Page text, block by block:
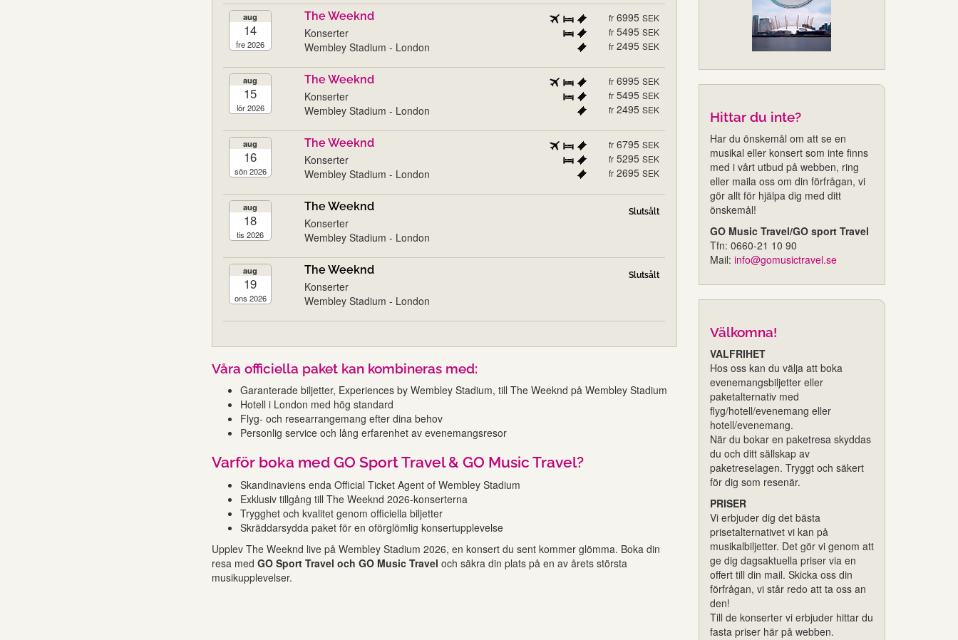
aug
14
fre 2026
The Weeknd
Konserter
Wembley Stadium - London
fr 6995 SEK
fr 5495 SEK
fr 2495 SEK
aug
15
lör 2026
The Weeknd
Konserter
Wembley Stadium - London
fr 6995 SEK
fr 5495 SEK
fr 2495 SEK
aug
16
sön 2026
The Weeknd
Konserter
Wembley Stadium - London
fr 6795 SEK
fr 5295 SEK
fr 2695 SEK
aug
18
tis 2026
The Weeknd
Konserter
Wembley Stadium - London
Slutsålt
aug
19
ons 2026
The Weeknd
Konserter
Wembley Stadium - London
Slutsålt
Våra officiella paket kan kombineras med:
Garanterade biljetter, Experiences by Wembley Stadium, till The Weeknd på Wembley Stadium
Hotell i London med hög standard
Flyg- och researrangemang efter dina behov
Personlig service och lång erfarenhet av evenemangsresor
Varför boka med GO Sport Travel & GO Music Travel?
Skandinaviens enda Official Ticket Agent of Wembley Stadium
Exklusiv tillgång till The Weeknd 2026-konserterna
Trygghet och kvalitet genom officiella biljetter
Skräddarsydda paket för en oförglömlig konsertupplevelse
Upplev The Weeknd live på Wembley Stadium 2026, en konsert du sent kommer glömma. Boka din
resa med GO Sport Travel och GO Music Travel och säkra din plats på en av årets största
musikupplevelser.
Hittar du inte?
Har du önskemål om att se en
musikal eller konsert som inte finns
med i vårt utbud på webben, ring
eller maila oss om din förfrågan, vi
gör allt för hjälpa dig med ditt
önskemål!
GO Music Travel/GO sport Travel
Tfn: 0660-21 10 90
Mail: info@gomusictravel.se
Välkomna!
VALFRIHET
Hos oss kan du välja att boka
evenemangsbiljetter eller
paketalternativ med
flyg/hotell/evenemang eller
hotell/evenemang.
När du bokar en paketresa skyddas
du och ditt sällskap av
paketreselagen. Tryggt och säkert
för dig som resenär.
PRISER
Vi erbjuder dig det bästa
prisetalternativet vi kan på
musikalbiljetter. Det gör vi genom att
ge dig dagsaktuella priser via en
offert till din mail. Skicka oss din
förfrågan, vi står redo att ta oss an
den!
Till de konserter vi erbjuder hittar du
fasta priser här på webben.